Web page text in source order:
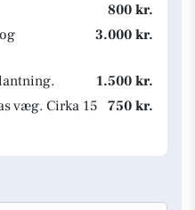
800 kr.
3.000 kr.
1.500 kr.
væg. Cirka 15 750 kr.